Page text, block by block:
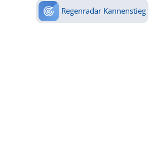
Regenradar Kannenstieg